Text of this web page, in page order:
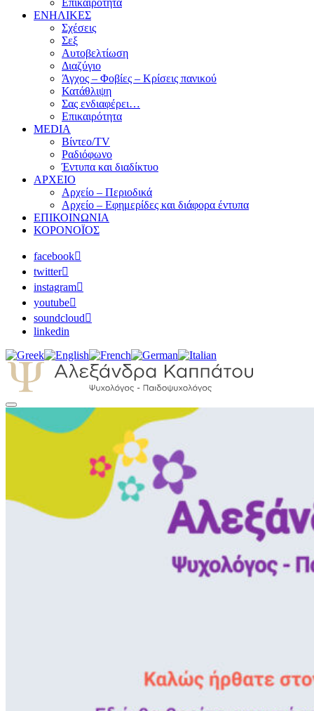
Επικαιρότητα
ΕΝΗΛΙΚΕΣ
Σχέσεις
Σεξ
Αυτοβελτίωση
Διαζύγιο
Άγχος – Φοβίες – Κρίσεις πανικού
Κατάθλιψη
Σας ενδιαφέρει…
Επικαιρότητα
MEDIA
Βίντεο/TV
Ραδιόφωνο
Έντυπα και διαδίκτυο
ΑΡΧΕΙΟ
Αρχείο – Περιοδικά
Αρχείο – Εφημερίδες και διάφορα έντυπα
ΕΠΙΚΟΙΝΩΝΙΑ
ΚΟΡΟΝΟΪΟΣ
facebook
twitter
instagram
youtube
soundcloud
linkedin
Αλεξάνδρα Καππάτου
Ψυχολόγος – Παιδοψυχολόγος